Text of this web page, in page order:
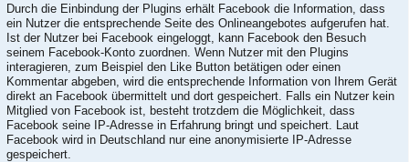
Durch die Einbindung der Plugins erhält Facebook die Information, dass
ein Nutzer die entsprechende Seite des Onlineangebotes aufgerufen hat.
Ist der Nutzer bei Facebook eingeloggt, kann Facebook den Besuch
seinem Facebook-Konto zuordnen. Wenn Nutzer mit den Plugins
interagieren, zum Beispiel den Like Button betätigen oder einen
Kommentar abgeben, wird die entsprechende Information von Ihrem Gerät
direkt an Facebook übermittelt und dort gespeichert. Falls ein Nutzer kein
Mitglied von Facebook ist, besteht trotzdem die Möglichkeit, dass
Facebook seine IP-Adresse in Erfahrung bringt und speichert. Laut
Facebook wird in Deutschland nur eine anonymisierte IP-Adresse
gespeichert.